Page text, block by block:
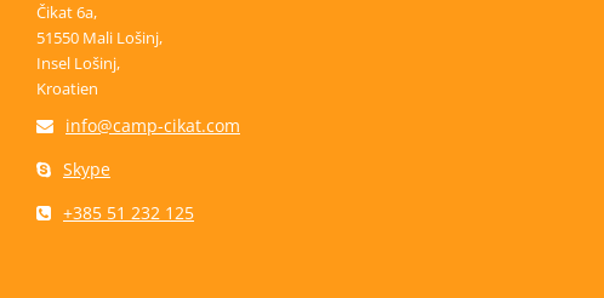
Čikat 6a,
51550 Mali Lošinj,
Insel Lošinj,
Kroatien
info@camp-cikat.com
Skype
+385 51 232 125